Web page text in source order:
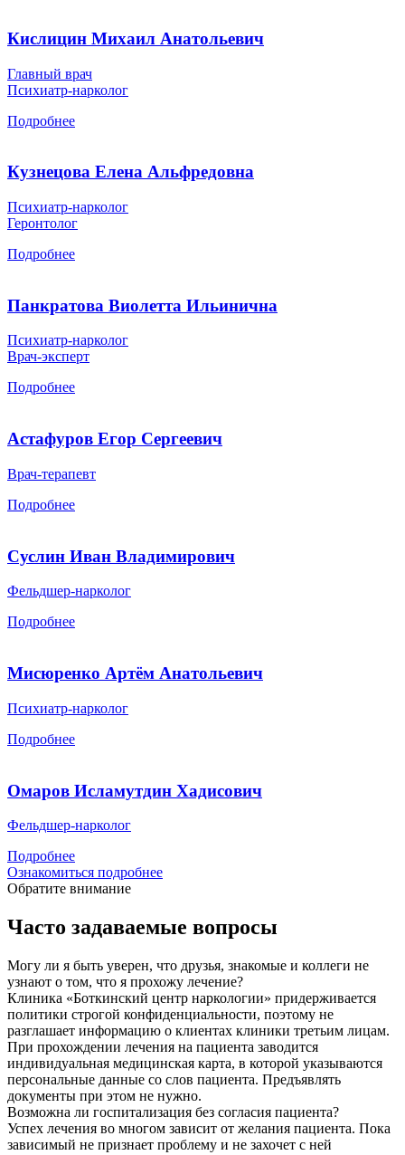
Кислицин Михаил Анатольевич
Главный врач
Психиатр-нарколог
Подробнее
Кузнецова Елена Альфредовна
Психиатр-нарколог
Геронтолог
Подробнее
Панкратова Виолетта Ильинична
Психиатр-нарколог
Врач-эксперт
Подробнее
Астафуров Егор Сергеевич
Врач-терапевт
Подробнее
Суслин Иван Владимирович
Фельдшер-нарколог
Подробнее
Мисюренко Артём Анатольевич
Психиатр-нарколог
Подробнее
Омаров Исламутдин Хадисович
Фельдшер-нарколог
Подробнее
Ознакомиться подробнее
Обратите внимание
Часто задаваемые вопросы
Могу ли я быть уверен, что друзья, знакомые и коллеги не
узнают о том, что я прохожу лечение?
Клиника «Боткинский центр наркологии» придерживается
политики строгой конфиденциальности, поэтому не
разглашает информацию о клиентах клиники третьим лицам.
При прохождении лечения на пациента заводится
индивидуальная медицинская карта, в которой указываются
персональные данные со слов пациента. Предъявлять
документы при этом не нужно.
Возможна ли госпитализация без согласия пациента?
Успех лечения во многом зависит от желания пациента. Пока
зависимый не признает проблему и не захочет с ней